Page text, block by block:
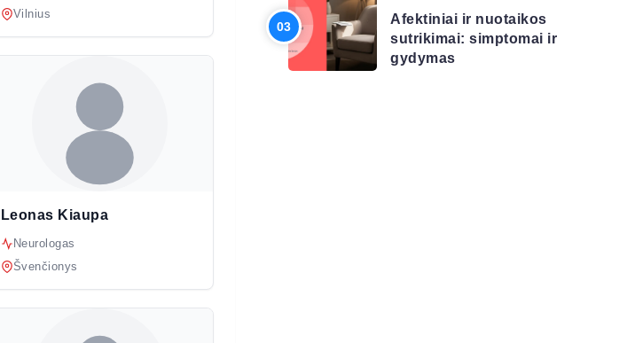
Vilnius
Leonas Kiaupa
Neurologas
Švenčionys
Afektiniai ir nuotaikos
sutrikimai: simptomai ir
gydymas